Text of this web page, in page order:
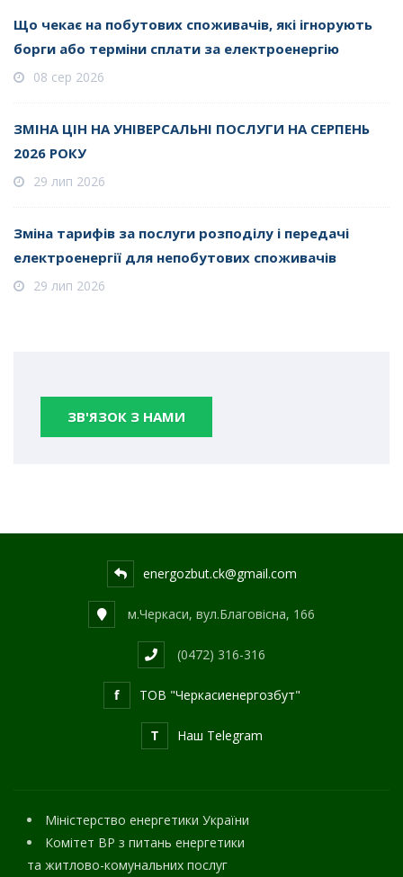
Що чекає на побутових споживачів, які ігнорують
борги або терміни сплати за електроенергію
08 сер 2026
ЗМІНА ЦІН НА УНІВЕРСАЛЬНІ ПОСЛУГИ НА СЕРПЕНЬ
2026 РОКУ
29 лип 2026
Зміна тарифів за послуги розподілу і передачі
електроенергії для непобутових споживачів
29 лип 2026
ЗВ'ЯЗОК З НАМИ
energozbut.ck@gmail.com
м.Черкаси, вул.Благовісна, 166
(0472) 316-316
f ТОВ "Черкасиенергозбут"
T Наш Telegram
Міністерство енергетики України
Комітет ВР з питань енергетики
та житлово-комунальних послуг